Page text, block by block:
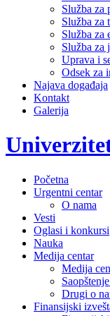
Služba za
Služba za
Služba za
Služba za
Uprava i
Odsek za
Najava događaja
Kontakt
Galerija
Početna
Urgentni centar
O nama
Vesti
Oglasi i konkursi
Nauka
Medija centar
Medija
Drugi o
Finansijski